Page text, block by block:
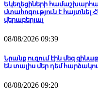
Եկեղեցիների
մտահոգություն է հայտնել
վերաբերյալ
08/08/2026 09:39
Նրանք ուզում էին մեզ
են տալիս մեր դեմ
08/08/2026 09:20